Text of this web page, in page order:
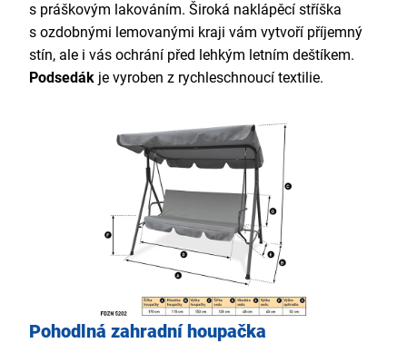
s práškovým lakováním. Široká naklápěcí stříška
s ozdobnými lemovanými kraji vám vytvoří příjemný
stín, ale i vás ochrání před lehkým letním deštíkem.
Podsedák je vyroben z rychleschnoucí textilie.
Pohodlná zahradní houpačka